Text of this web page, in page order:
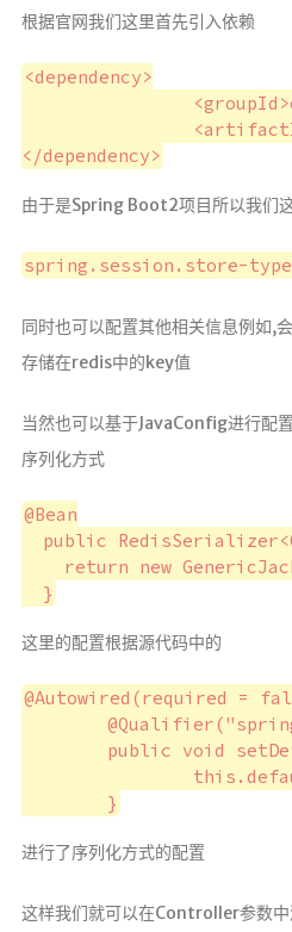
根据官网我们这里首先引入依赖
<dependency>
由于是Spring Boot2项目所以我们
spring.session.store-
同时也可以配置其他相关信息例如,
存储在redis中的key值
当然也可以基于JavaConfig进行配
序列化方式
@Bean
public
return new
这里的配置根据源代码中的
@Autowired(required =
进行了序列化方式的配置
这样我们就可以在Controller参数